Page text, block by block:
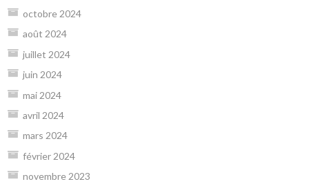
octobre 2024
août 2024
juillet 2024
juin 2024
mai 2024
avril 2024
mars 2024
février 2024
novembre 2023